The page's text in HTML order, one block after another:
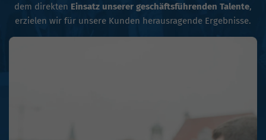
dem direkten Einsatz unserer geschäftsführenden Talente,
erzielen wir für unsere Kunden herausragende Ergebnisse.